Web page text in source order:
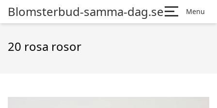
Blomsterbud-samma-dag.se Menu
20 rosa rosor